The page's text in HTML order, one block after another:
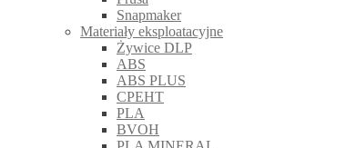
Snapmaker
Materiały eksploatacyjne
Żywice DLP
ABS
ABS PLUS
CPEHT
PLA
BVOH